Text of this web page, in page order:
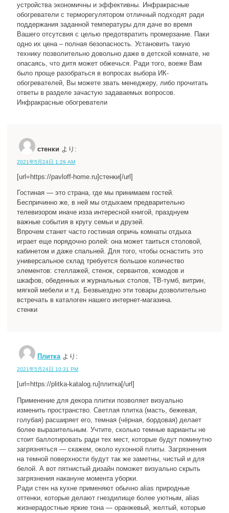
устройства экономичны и эффективны. Инфракрасные
обогреватели с терморегулятором отличный подходят ради
поддержания заданной температуры для даче во время
Вашего отсутсвия с целью предотвратить промерзание. Паки
одно их цена – полная безопасность. Установить такую
технику позволительно довольно даже в детской комнате, не
опасаясь, что дитя может обжечься. Ради того, воеже Вам
было проще разобраться в вопросах выбора ИК-
обогревателей, Вы можете звать менеджеру, либо прочитать
ответы в разделе зачастую задаваемых вопросов.
Инфракрасные обогреватели
стенки より:
2021年5月24日 1:29 AM
[url=https://pavloff-home.ru]стенки[/url]
Гостиная — это страна, где мы принимаем гостей.
Беспричинно же, в ней мы отдыхаем предварительно
телевизором иначе изза интересной книгой, празднуем
важные события в кругу семьи и друзей.
Впрочем станет часто гостиная опричь комнаты отдыха
играет еще порядочно ролей: она может таиться столовой,
кабинетом и даже спальней. Для того, чтобы оснастить это
универсальное склад требуется большое количество
элементов: стеллажей, стенок, сервантов, комодов и
шкафов, обеденных и журнальных столов, ТВ-тумб, витрин,
мягкой мебели и т.д. Безвыездно эти товары дозволительно
встречать в каталоген нашего интернет-магазина.
стенки
Плитка より:
2021年5月24日 10:31 PM
[url=https://plitka-katalog.ru]плитка[/url]
Применение для декора плитки позволяет визуально
изменить пространство. Светлая плитка (масть, бежевая,
голубая) расширяет его, темная (чёрная, бордовая) делает
более выразительным. Учтите, сколько темные варианты не
стоит баллотировать ради тех мест, которые будут поминутно
загрязняться — скажем, около кухонной плиты. Загрязнения
на темной поверхности будут так же заметны, чистый и для
белой. А вот пятнистый дизайн поможет визуально скрыть
загрязнения накануне момента уборки.
Ради стен на кухне применяют обычно alias природные
оттенки, которые делают гнездилище более уютным, alias
жизнерадостные яркие тона — оранжевый, желтый, которые